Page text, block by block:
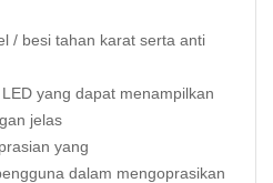
/ besi tahan karat serta anti
yang dapat menampilkan
jelas
yang
dalam mengoprasikan